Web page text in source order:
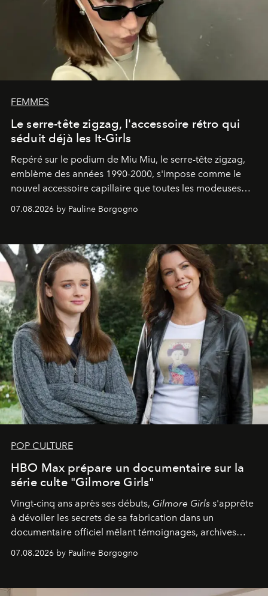
FEMMES
Le serre-tête zigzag, l'accessoire rétro qui
séduit déjà les It-Girls
Repéré sur le podium de Miu Miu, le serre-tête zigzag,
emblème des années 1990-2000, s'impose comme le
nouvel accessoire capillaire que toutes les modeuses
s'arrachent déjà.
07.08.2026 by Pauline Borgogno
POP CULTURE
HBO Max prépare un documentaire sur la
série culte "Gilmore Girls"
Vingt-cinq ans après ses débuts, Gilmore Girls s'apprête
à dévoiler les secrets de sa fabrication dans un
documentaire officiel mêlant témoignages, archives
inédites et plongée dans les coulisses d'un phénomène
générationnel.
07.08.2026 by Pauline Borgogno